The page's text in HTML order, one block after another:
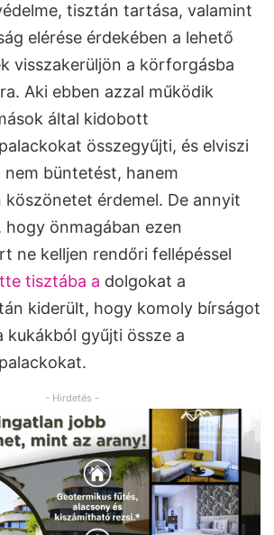
tisztán tartása, valamint
elérése érdekében a lehető
visszakerüljön a körforgásba
Aki ebben azzal működik
által kidobott
összegyűjti, és elviszi
büntetést, hanem
köszönetet érdemel. De annyit
hogy önmagában ezen
ne kelljen rendőri fellépéssel
tisztába a dolgokat a
kiderült, hogy komoly bírságot
kukákból gyűjti össze a
- Hirdetés -